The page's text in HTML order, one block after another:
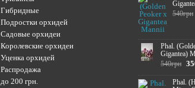
Гибридные
Подростки орхидей
Садовые орхидеи
Королевские орхидеи
Уценка орхидей
Распродажа
до 200 грн.
540грн
Phal.
Gigantea)
540грн
Phal.